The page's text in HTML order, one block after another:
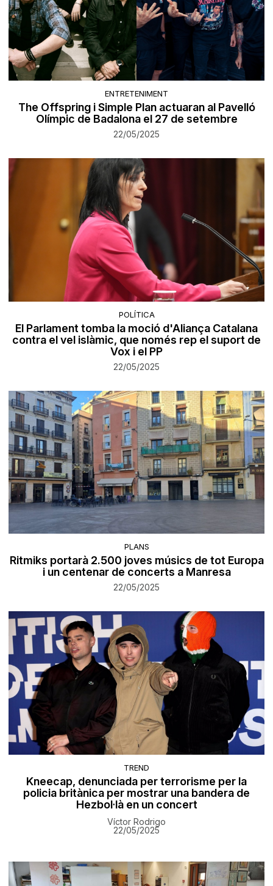
ENTRETENIMENT
The Offspring i Simple Plan actuaran al Pavelló
Olímpic de Badalona el 27 de setembre
22/05/2025
POLÍTICA
El Parlament tomba la moció d'Aliança Catalana
contra el vel islàmic, que només rep el suport de
Vox i el PP
22/05/2025
PLANS
Ritmiks portarà 2.500 joves músics de tot Europa
i un centenar de concerts a Manresa
22/05/2025
TREND
Kneecap, denunciada per terrorisme per la
policia britànica per mostrar una bandera de
Hezbol·là en un concert
Víctor Rodrigo
22/05/2025